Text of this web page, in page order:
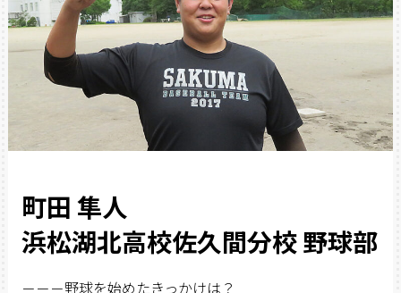
町田 隼人
浜松湖北高校佐久間分校 野球部
－－－野球を始めたきっかけは？